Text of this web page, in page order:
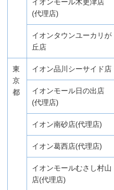
(代理店)
イオンタウンユーカリが
丘店
東
京
都
イオン品川シーサイド店
イオンモール日の出店
(代理店)
イオン南砂店(代理店)
イオン葛西店(代理店)
イオンモールむさし村山
店(代理店)